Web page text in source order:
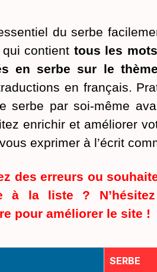
du serbe
contient tous les
en serbe sur le
en français.
serbe par soi-même
enrichir et améliorer
exprimer à l’écrit
des erreurs ou
à la liste ?
pour améliorer le site !
SERBE